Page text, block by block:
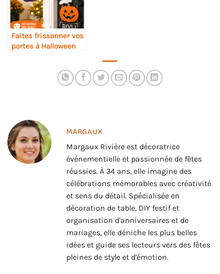
Faites frissonner vos
portes à Halloween
MARGAUX
Margaux Rivière est décoratrice
événementielle et passionnée de fêtes
réussies. À 34 ans, elle imagine des
célébrations mémorables avec créativité
et sens du détail. Spécialisée en
décoration de table, DIY festif et
organisation d'anniversaires et de
mariages, elle déniche les plus belles
idées et guide ses lecteurs vers des fêtes
pleines de style et d'émotion.